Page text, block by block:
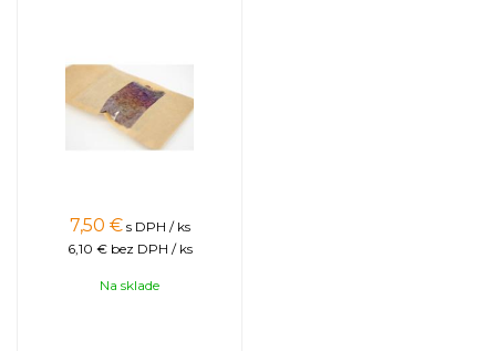
7,50 € s DPH / ks
6,10 € bez DPH / ks
Na sklade